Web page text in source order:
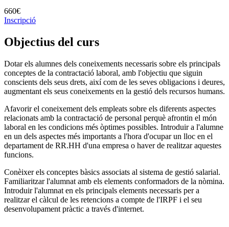
660€
Inscripció
Objectius del curs
Dotar els alumnes dels coneixements necessaris sobre els principals
conceptes de la contractació laboral, amb l'objectiu que siguin
conscients dels seus drets, així com de les seves obligacions i deures,
augmentant els seus coneixements en la gestió dels recursos humans.
Afavorir el coneixement dels empleats sobre els diferents aspectes
relacionats amb la contractació de personal perquè afrontin el món
laboral en les condicions més òptimes possibles. Introduir a l'alumne
en un dels aspectes més importants a l'hora d'ocupar un lloc en el
departament de RR.HH d'una empresa o haver de realitzar aquestes
funcions.
Conèixer els conceptes bàsics associats al sistema de gestió salarial.
Familiaritzar l'alumnat amb els elements conformadors de la nòmina.
Introduir l'alumnat en els principals elements necessaris per a
realitzar el càlcul de les retencions a compte de l'IRPF i el seu
desenvolupament pràctic a través d'internet.